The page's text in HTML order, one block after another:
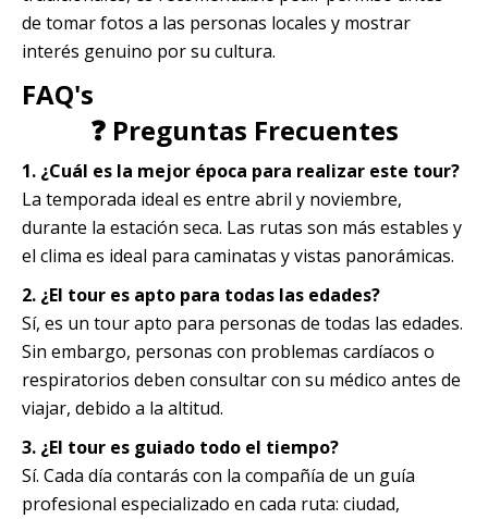
de tomar fotos a las personas locales y mostrar
interés genuino por su cultura.
FAQ's
❓ Preguntas Frecuentes
1. ¿Cuál es la mejor época para realizar este tour?
La temporada ideal es entre abril y noviembre,
durante la estación seca. Las rutas son más estables y
el clima es ideal para caminatas y vistas panorámicas.
2. ¿El tour es apto para todas las edades?
Sí, es un tour apto para personas de todas las edades.
Sin embargo, personas con problemas cardíacos o
respiratorios deben consultar con su médico antes de
viajar, debido a la altitud.
3. ¿El tour es guiado todo el tiempo?
Sí. Cada día contarás con la compañía de un guía
profesional especializado en cada ruta: ciudad,